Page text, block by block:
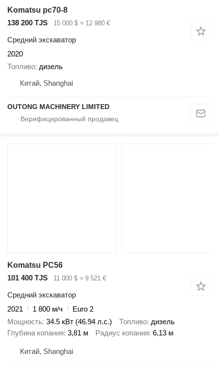
Komatsu pc70-8
138 200 TJS
15 000 $ ≈ 12 980 €
Средний экскаватор
2020
Топливо дизель
Китай, Shanghai
OUTONG MACHINERY LIMITED
Komatsu PC56
101 400 TJS
11 000 $ ≈ 9 521 €
Средний экскаватор
2021
1 800 м/ч
Euro 2
Мощность 34.5 кВт (46.94 л.с.) Топливо дизель
Глубина копания 3,81 м Радиус копания 6,13 м
Китай, Shanghai